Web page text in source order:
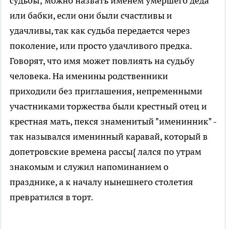
или бабки, если они были счастливы и
удачливы, так как судьба передается через
поколение, или просто удачливого предка.
Говорят, что имя может повлиять на судьбу
человека. На именины родственники
приходили без приглашения, непременными
участниками торжества были крестный отец и
крестная мать, пекся знаменитый "именинник" -
так назывался именинный каравай, который в
допетровские времена рассы{ лался по утрам
знакомым и служил напоминанием о
празднике, а к началу нынешнего столетия
превратился в торт.